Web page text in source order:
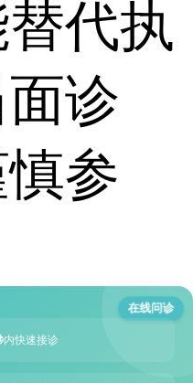
代执
诊
参
在线问诊
内快速接诊